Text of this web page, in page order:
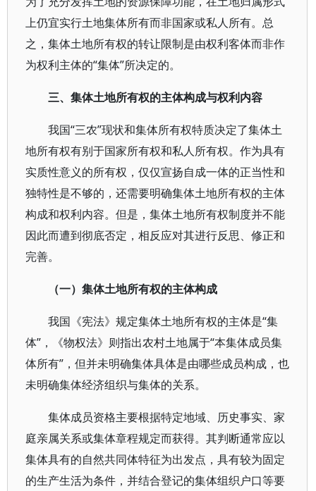
上仍宜实行土地集体所有而非国家或私人所有。总
之，集体土地所有权的转让限制是由权利客体而非作
为权利主体的“集体”所决定的。
三、集体土地所有权的主体构成与权利内容
我国“三农”现状和集体所有权特质决定了集体土
地所有权有别于国家所有权和私人所有权。作为具有
实质性意义的所有权，仅仅宣扬自成一体的正当性和
独特性是不够的，还需要明确集体土地所有权的主体
构成和权利内容。但是，集体土地所有权制度并不能
因此而遭到彻底否定，相反应对其进行反思、修正和
完善。
（一）集体土地所有权的主体构成
我国《宪法》规定集体土地所有权的主体是“集
体”，《物权法》则指出农村土地属于“本集体成员集
体所有”，但并未明确集体具体是由哪些成员构成，也
未明确集体经济组织与集体的关系。
集体成员资格主要根据特定地域、历史事实、家
庭亲属关系或集体章程规定而获得。其判断通常应以
集体具有的自然共同体特征为出发点，具有较为固定
的生产生活为条件，并结合登记的集体组织户口等要